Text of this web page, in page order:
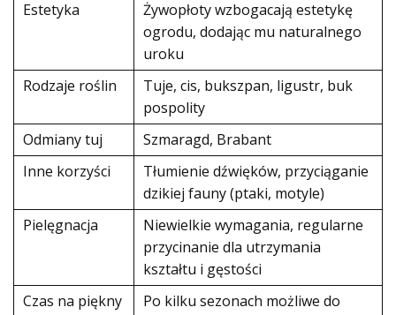
Estetyka
Żywopłoty wzbogacają estetykę
ogrodu, dodając mu naturalnego
uroku
Rodzaje roślin
Tuje, cis, bukszpan, ligustr, buk
pospolity
Odmiany tuj
Szmaragd, Brabant
Inne korzyści
Tłumienie dźwięków, przyciąganie
dzikiej fauny (ptaki, motyle)
Pielęgnacja
Niewielkie wymagania, regularne
przycinanie dla utrzymania
kształtu i gęstości
Czas na piękny
Po kilku sezonach możliwe do